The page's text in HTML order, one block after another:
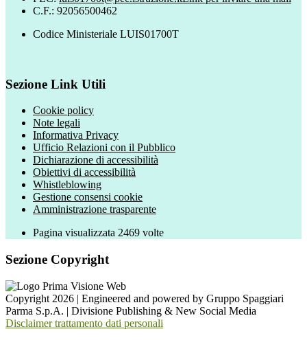
C.F.: 92056500462
Codice Ministeriale LUIS01700T
Sezione Link Utili
Cookie policy
Note legali
Informativa Privacy
Ufficio Relazioni con il Pubblico
Dichiarazione di accessibilità
Obiettivi di accessibilità
Whistleblowing
Gestione consensi cookie
Amministrazione trasparente
Pagina visualizzata 2469 volte
Sezione Copyright
Copyright 2026 | Engineered and powered by Gruppo Spaggiari
Parma S.p.A. | Divisione Publishing & New Social Media
Disclaimer trattamento dati personali